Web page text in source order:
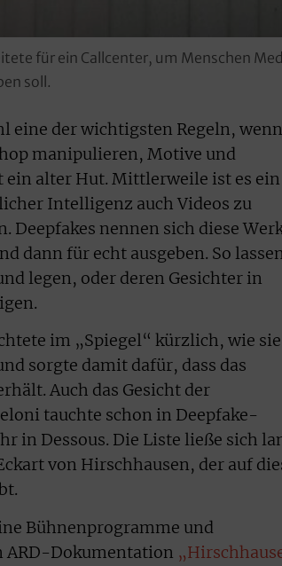
für ein Callcenter, um Menschen
soll.
eine der wichtigsten Regeln, wenn
manipulieren, Motive und
ein alter Hut. Mittlerweile ist es ein
Intelligenz auch Videos zu
Deepfakes nennen sich diese
dann für echt ausgeben. So
legen, oder deren Gesichter in
im „Spiegel“ kürzlich, wie sie
sorgte damit dafür, dass das
Auch das Gesicht der
tauchte schon in Deepfake-
in Dessous. Die Liste ließe sich
von Hirschhausen, der auf
Bühnenprogramme und
ARD-Dokumentation